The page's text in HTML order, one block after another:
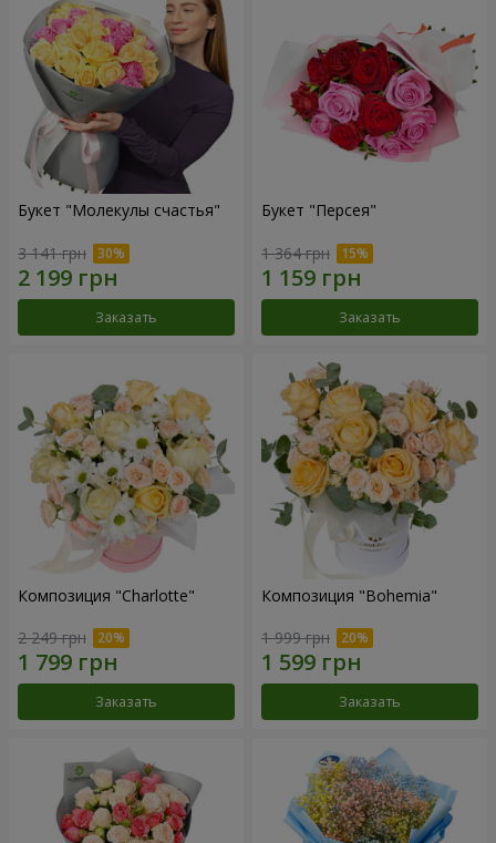
Букет "Молекулы счастья"
3 141 грн
Заказать
Букет "Персея"
1 364 грн
Заказать
Композиция "Charlotte"
2 249 грн
Заказать
Композиция "Bohemia"
1 999 грн
Заказать